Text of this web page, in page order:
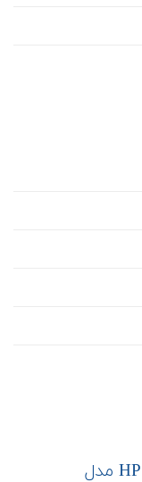
لپ تاپ 16 اینچی 2 در 1 HP مدل